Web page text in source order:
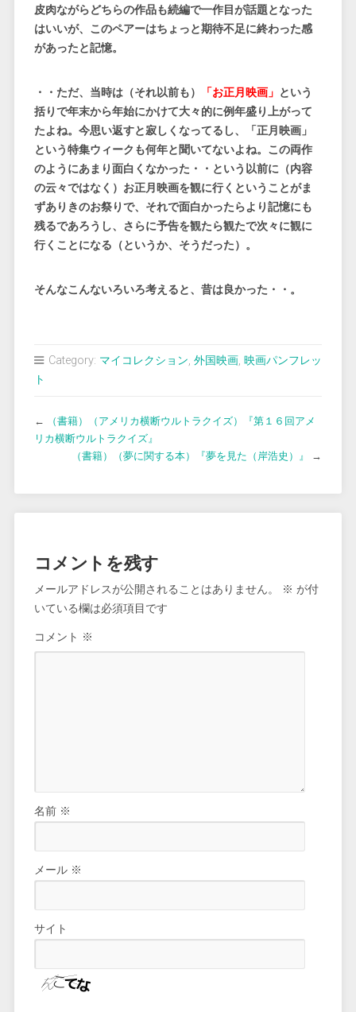
皮肉ながらどちらの作品も続編で一作目が話題となった
はいいが、このペアーはちょっと期待不足に終わった感
があったと記憶。
・・ただ、当時は（それ以前も） 「お正月映画」 という
括りで年末から年始にかけて大々的に例年盛り上がって
たよね。今思い返すと寂しくなってるし、「正月映画」
という特集ウィークも何年と聞いてないよね。この両作
のようにあまり面白くなかった・・という以前に（内容
の云々ではなく）お正月映画を観に行くということがま
ずありきのお祭りで、それで面白かったらより記憶にも
残るであろうし、さらに予告を観たら観たで次々に観に
行くことになる（というか、そうだった）。
そんなこんないろいろ考えると、昔は良かった・・。
Category: マイコレクション, 外国映画, 映画パンフレッ
ト
←
（書籍）（アメリカ横断ウルトラクイズ）『第１６回アメ
リカ横断ウルトラクイズ』
（書籍）（夢に関する本）『夢を見た（岸浩史）』
→
コメントを残す
メールアドレスが公開されることはありません。 ※ が付
いている欄は必須項目です
コメント ※
名前 ※
メール ※
サイト